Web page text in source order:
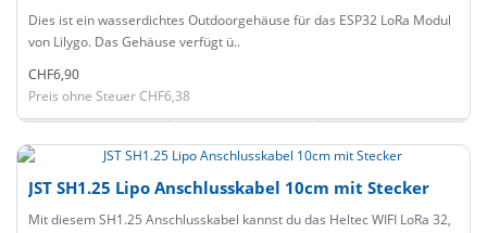
Dies ist ein wasserdichtes Outdoorgehäuse für das ESP32 LoRa Modul
von Lilygo. Das Gehäuse verfügt ü..
CHF6,90
Preis ohne Steuer CHF6,38
JST SH1.25 Lipo Anschlusskabel 10cm mit Stecker
Mit diesem SH1.25 Anschlusskabel kannst du das Heltec WIFI LoRa 32,